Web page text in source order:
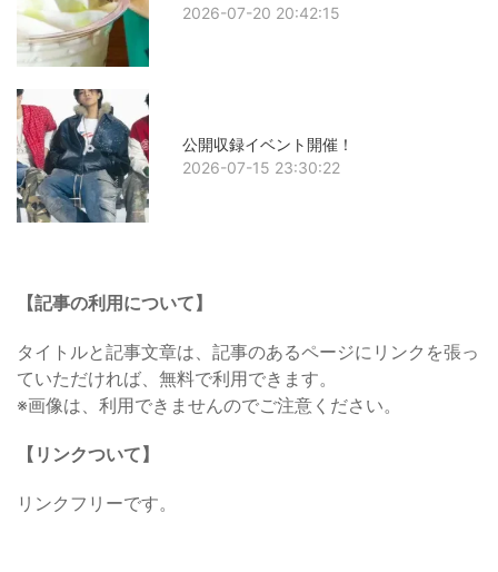
2026-07-20 20:42:15
公開収録イベント開催！
2026-07-15 23:30:22
【記事の利用について】
タイトルと記事文章は、記事のあるページにリンクを張っ
ていただければ、無料で利用できます。
※画像は、利用できませんのでご注意ください。
【リンクついて】
リンクフリーです。